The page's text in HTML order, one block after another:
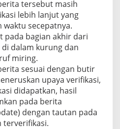
tersebut masih
lebih lanjut yang
waktu secepatnya.
pada bagian akhir dari
dalam kurung dan
miring.
sesuai dengan butir
upaya verifikasi,
didapatkan, hasil
pada berita
dengan tautan pada
terverifikasi.